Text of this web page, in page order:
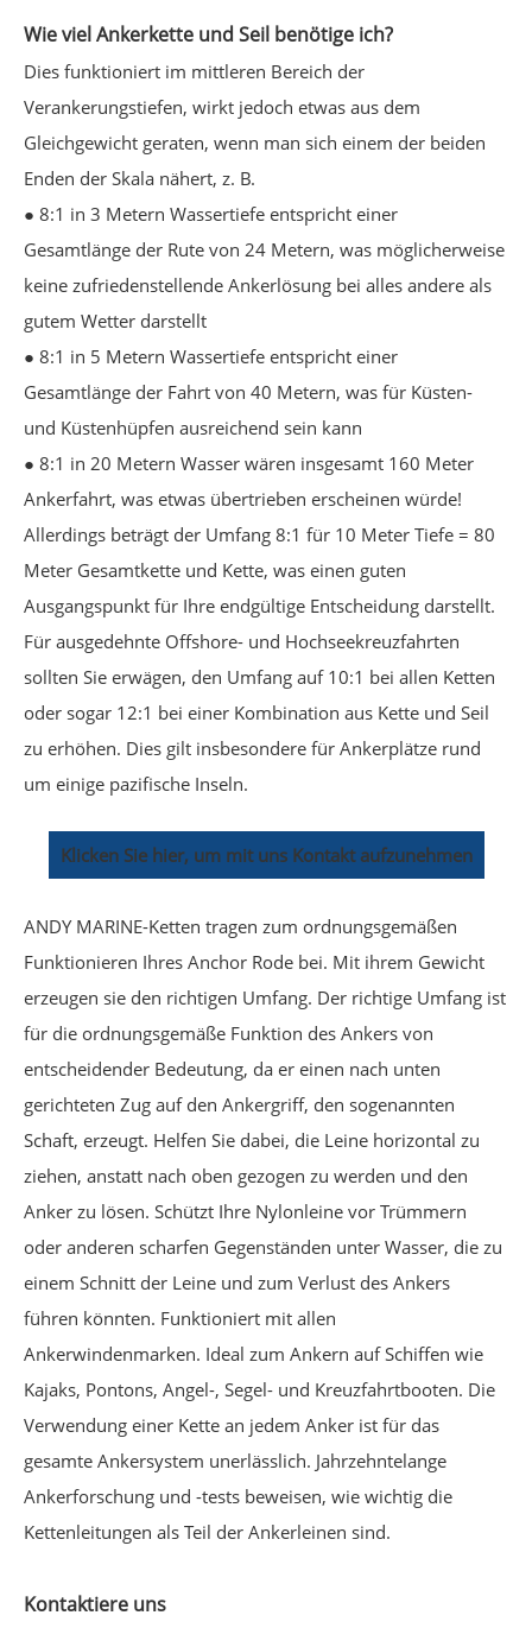
Wie viel Ankerkette und Seil benötige ich?
Dies funktioniert im mittleren Bereich der
Verankerungstiefen, wirkt jedoch etwas aus dem
Gleichgewicht geraten, wenn man sich einem der beiden
Enden der Skala nähert, z. B.
● 8:1 in 3 Metern Wassertiefe entspricht einer
Gesamtlänge der Rute von 24 Metern, was möglicherweise
keine zufriedenstellende Ankerlösung bei alles andere als
gutem Wetter darstellt
● 8:1 in 5 Metern Wassertiefe entspricht einer
Gesamtlänge der Fahrt von 40 Metern, was für Küsten-
und Küstenhüpfen ausreichend sein kann
● 8:1 in 20 Metern Wasser wären insgesamt 160 Meter
Ankerfahrt, was etwas übertrieben erscheinen würde!
Allerdings beträgt der Umfang 8:1 für 10 Meter Tiefe = 80
Meter Gesamtkette und Kette, was einen guten
Ausgangspunkt für Ihre endgültige Entscheidung darstellt.
Für ausgedehnte Offshore- und Hochseekreuzfahrten
sollten Sie erwägen, den Umfang auf 10:1 bei allen Ketten
oder sogar 12:1 bei einer Kombination aus Kette und Seil
zu erhöhen. Dies gilt insbesondere für Ankerplätze rund
um einige pazifische Inseln.
Klicken Sie hier, um mit uns Kontakt aufzunehmen
ANDY MARINE-Ketten tragen zum ordnungsgemäßen
Funktionieren Ihres Anchor Rode bei. Mit ihrem Gewicht
erzeugen sie den richtigen Umfang. Der richtige Umfang ist
für die ordnungsgemäße Funktion des Ankers von
entscheidender Bedeutung, da er einen nach unten
gerichteten Zug auf den Ankergriff, den sogenannten
Schaft, erzeugt. Helfen Sie dabei, die Leine horizontal zu
ziehen, anstatt nach oben gezogen zu werden und den
Anker zu lösen. Schützt Ihre Nylonleine vor Trümmern
oder anderen scharfen Gegenständen unter Wasser, die zu
einem Schnitt der Leine und zum Verlust des Ankers
führen könnten. Funktioniert mit allen
Ankerwindenmarken. Ideal zum Ankern auf Schiffen wie
Kajaks, Pontons, Angel-, Segel- und Kreuzfahrtbooten. Die
Verwendung einer Kette an jedem Anker ist für das
gesamte Ankersystem unerlässlich. Jahrzehntelange
Ankerforschung und -tests beweisen, wie wichtig die
Kettenleitungen als Teil der Ankerleinen sind.
Kontaktiere uns